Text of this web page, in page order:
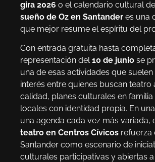
gira 2026 o el calendario cultural
sueño de Oz en Santander es una
que mejor resume el espíritu del
Con entrada gratuita hasta
representación del10 de junio se
una de esas actividades que
interés entre quienes buscan teatro
calidad, planes culturales en
locales con identidad propia. En
una agenda cada vez más variada,
teatro en Centros Cívicos refuerza
Santander como escenario de
culturales participativas y abiertas